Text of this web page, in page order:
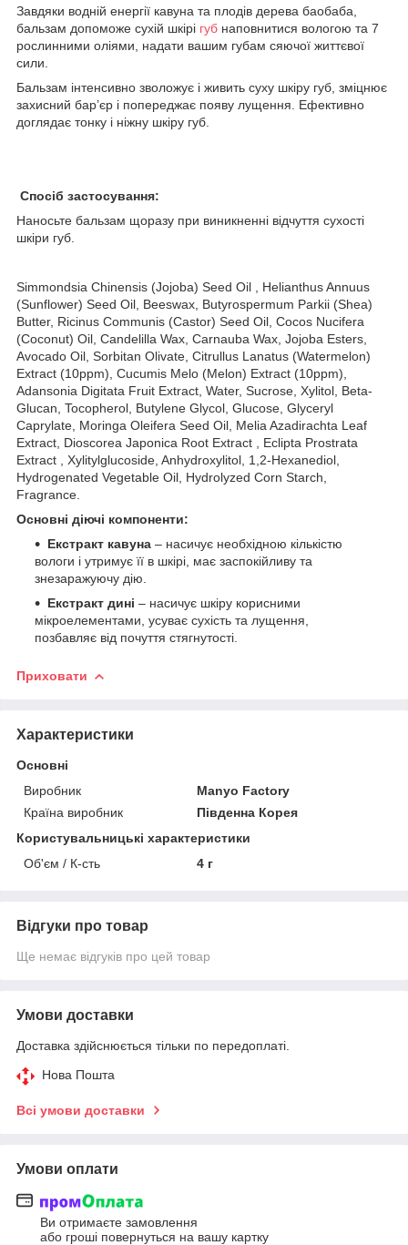
Завдяки водній енергії кавуна та плодів дерева баобаба,
бальзам допоможе сухій шкірі губ наповнитися вологою та 7
рослинними оліями, надати вашим губам сяючої життєвої
сили.
Бальзам інтенсивно зволожує і живить суху шкіру губ, зміцнює
захисний бар’єр і попереджає появу лущення. Ефективно
доглядає тонку і ніжну шкіру губ.
Спосіб застосування:
Наносьте бальзам щоразу при виникненні відчуття сухості
шкіри губ.
Simmondsia Chinensis (Jojoba) Seed Oil , Helianthus Annuus
(Sunflower) Seed Oil, Beeswax, Butyrospermum Parkii (Shea)
Butter, Ricinus Communis (Castor) Seed Oil, Cocos Nucifera
(Coconut) Oil, Candelilla Wax, Carnauba Wax, Jojoba Esters,
Avocado Oil, Sorbitan Olivate, Citrullus Lanatus (Watermelon)
Extract (10ppm), Cucumis Melo (Melon) Extract (10ppm),
Adansonia Digitata Fruit Extract, Water, Sucrose, Xylitol, Beta-
Glucan, Tocopherol, Butylene Glycol, Glucose, Glyceryl
Caprylate, Moringa Oleifera Seed Oil, Melia Azadirachta Leaf
Extract, Dioscorea Japonica Root Extract , Eclipta Prostrata
Extract , Xylitylglucoside, Anhydroxylitol, 1,2-Hexanediol,
Hydrogenated Vegetable Oil, Hydrolyzed Corn Starch,
Fragrance.
Основні діючі компоненти:
Екстракт кавуна – насичує необхідною кількістю
вологи і утримує її в шкірі, має заспокійливу та
знезаражуючу дію.
Екстракт дині – насичує шкіру корисними
мікроелементами, усуває сухість та лущення,
позбавляє від почуття стягнутості.
Приховати
Характеристики
Основні
Виробник
Manyo Factory
Країна виробник
Південна Корея
Користувальницькі характеристики
Об'єм / К-сть
4 г
Відгуки про товар
Ще немає відгуків про цей товар
Умови доставки
Доставка здійснюється тільки по передоплаті.
Нова Пошта
Всі умови доставки
Умови оплати
Ви отримаєте замовлення
або гроші повернуться на вашу картку